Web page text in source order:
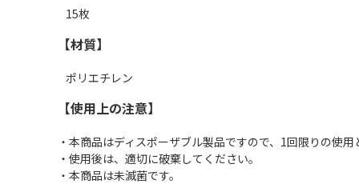
15枚
【材質】
ポリエチレン
【使用上の注意】
・本商品はディスポーザブル製品ですので、1回限りの使用
・使用後は、適切に破棄してください。
・本商品は未滅菌です。